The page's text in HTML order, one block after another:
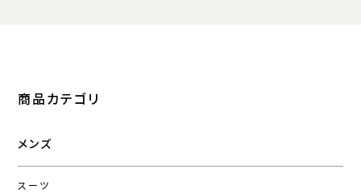
商品カテゴリ
メンズ
スーツ